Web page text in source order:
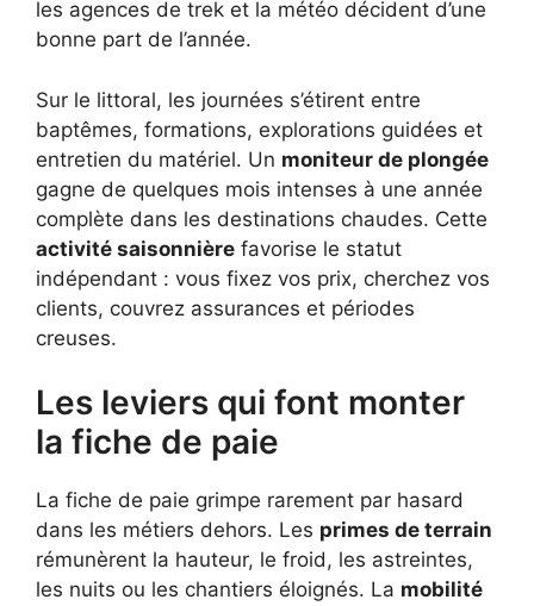
les agences de trek et la météo décident d’une
bonne part de l’année.
Sur le littoral, les journées s’étirent entre
baptêmes, formations, explorations guidées et
entretien du matériel. Un moniteur de plongée
gagne de quelques mois intenses à une année
complète dans les destinations chaudes. Cette
activité saisonnière favorise le statut
indépendant : vous fixez vos prix, cherchez vos
clients, couvrez assurances et périodes
creuses.
Les leviers qui font monter
la fiche de paie
La fiche de paie grimpe rarement par hasard
dans les métiers dehors. Les primes de terrain
rémunèrent la hauteur, le froid, les astreintes,
les nuits ou les chantiers éloignés. La mobilité